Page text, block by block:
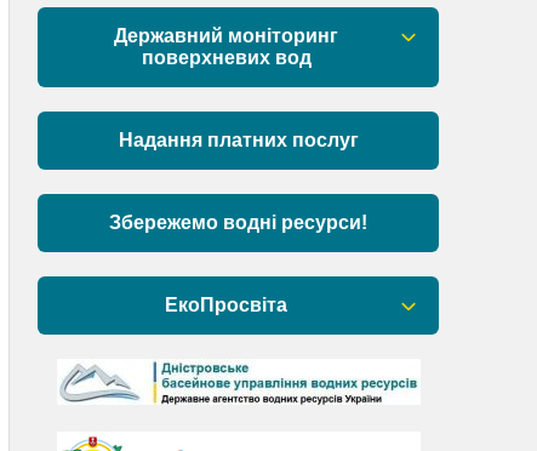
Державний моніторинг
поверхневих вод
Загальна інформація
Пункти моніторингу по басейну річок
Причорномор’я та суббасейну
нижнього Дунаю
Аналіз стану масивів поверхневих
вод басейну річок Причорномор’я та
суббасейну нижнього Дунаю
Надання платних послуг
Збережемо водні ресурси!
ЕкоПросвіта
Барви Дністра